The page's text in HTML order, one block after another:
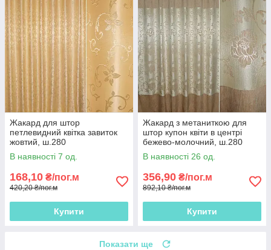
Жакард для штор
петлевидний квітка завиток
жовтий, ш.280
В наявності 7 од.
168,10 ₴/пог.м
420,20 ₴/пог.м
Купити
Жакард з метаниткою для
штор купон квіти в центрі
бежево-молочний, ш.280
В наявності 26 од.
356,90 ₴/пог.м
892,10 ₴/пог.м
Купити
Показати ще